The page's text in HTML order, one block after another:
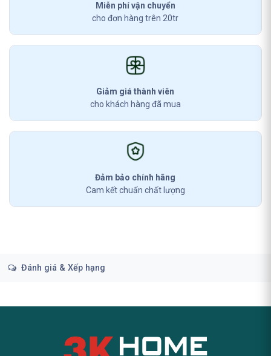
Miễn phí vận chuyển
cho đơn hàng trên 20tr
Giảm giá thành viên
cho khách hàng đã mua
Đảm bảo chính hãng
Cam kết chuẩn chất lượng
Đánh giá & Xếp hạng